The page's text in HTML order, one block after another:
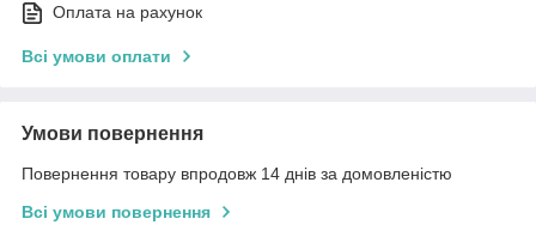
Оплата на рахунок
Всі умови оплати
Умови повернення
Повернення товару впродовж 14 днів за домовленістю
Всі умови повернення